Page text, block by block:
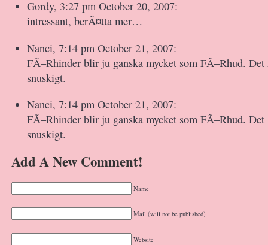
Gordy, 3:27 pm October 20, 2007:
intressant, berÃ¤tta mer…
Nanci, 7:14 pm October 21, 2007:
FÃ–Rhinder blir ju ganska mycket som FÃ–Rhud.
snuskigt.
Nanci, 7:14 pm October 21, 2007:
FÃ–Rhinder blir ju ganska mycket som FÃ–Rhud.
snuskigt.
Add A New Comment!
Name
Mail (will not be published)
Website